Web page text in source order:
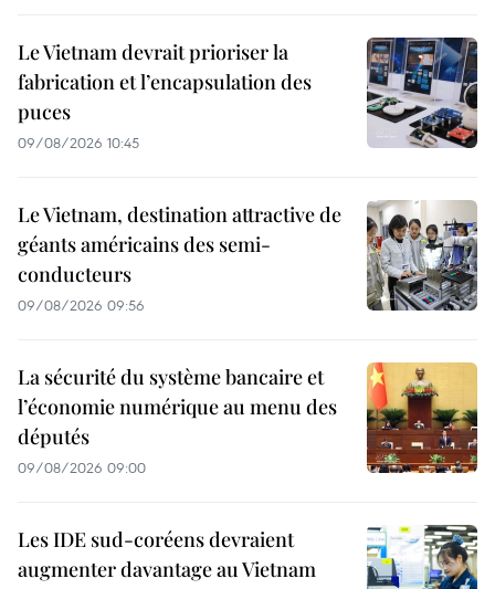
Le Vietnam devrait prioriser la
fabrication et l’encapsulation des
puces
09/08/2026 10:45
Le Vietnam, destination attractive de
géants américains des semi-
conducteurs
09/08/2026 09:56
La sécurité du système bancaire et
l’économie numérique au menu des
députés
09/08/2026 09:00
Les IDE sud-coréens devraient
augmenter davantage au Vietnam